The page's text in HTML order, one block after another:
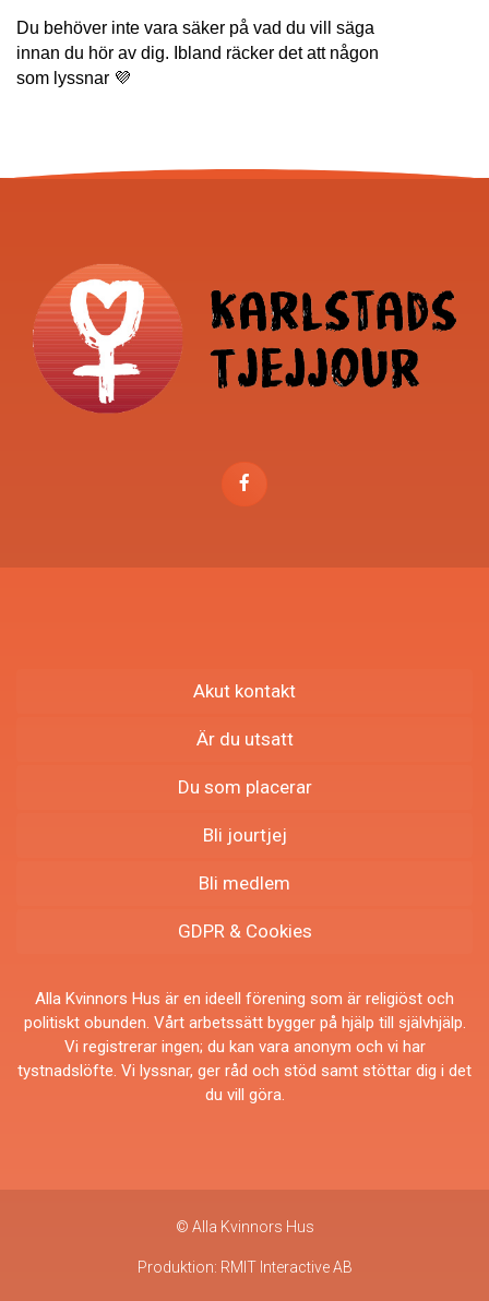
Du behöver inte vara säker på vad du vill säga
innan du hör av dig. Ibland räcker det att någon
som lyssnar 💜
Akut kontakt
Är du utsatt
Du som placerar
Bli jourtjej
Bli medlem
GDPR & Cookies
Alla Kvinnors Hus är en ideell förening som är religiöst och
politiskt obunden. Vårt arbetssätt bygger på hjälp till självhjälp.
Vi registrerar ingen; du kan vara anonym och vi har
tystnadslöfte. Vi lyssnar, ger råd och stöd samt stöttar dig i det
du vill göra.
© Alla Kvinnors Hus
Produktion: RMIT Interactive AB